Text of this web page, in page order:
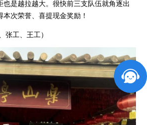
也是越拉越大。很快前三支队伍就角逐出
次荣誉、喜提现金奖励！
张工、王工）